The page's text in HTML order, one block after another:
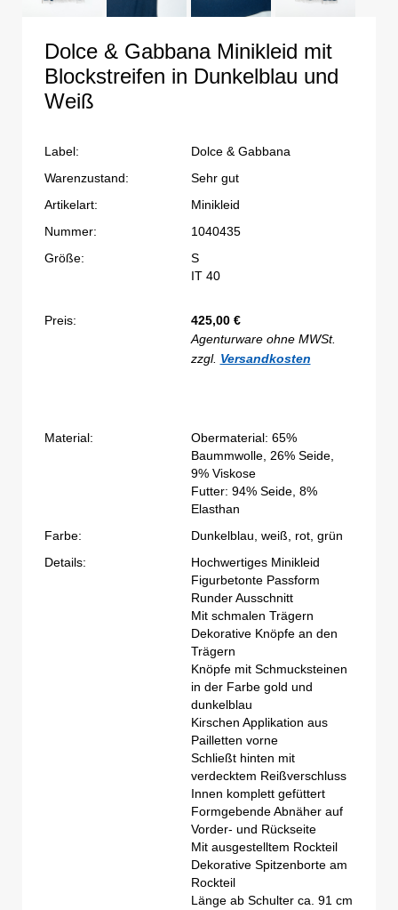
Dolce & Gabbana Minikleid mit
Blockstreifen in Dunkelblau und
Weiß
Label:
Dolce & Gabbana
Warenzustand:
Sehr gut
Artikelart:
Minikleid
Nummer:
1040435
Größe:
S
IT 40
Preis: 425,00 €
Agenturware ohne MWSt.
zzgl. Versandkosten
Material:
Obermaterial: 65%
Baummwolle, 26% Seide,
9% Viskose
Futter: 94% Seide, 8%
Elasthan
Farbe:
Dunkelblau, weiß, rot, grün
Details:
Hochwertiges Minikleid
Figurbetonte Passform
Runder Ausschnitt
Mit schmalen Trägern
Dekorative Knöpfe an den
Trägern
Knöpfe mit Schmucksteinen
in der Farbe gold und
dunkelblau
Kirschen Applikation aus
Pailletten vorne
Schließt hinten mit
verdecktem Reißverschluss
Innen komplett gefüttert
Formgebende Abnäher auf
Vorder- und Rückseite
Mit ausgestelltem Rockteil
Dekorative Spitzenborte am
Rockteil
Länge ab Schulter ca. 91 cm